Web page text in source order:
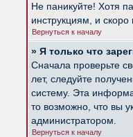
Не паникуйте! Хотя
инструкциям, и
Вернуться к началу
» Я только что
Сначала проверьте
лет, следуйте
систему. Эта
то возможно, что вы
администратором.
Вернуться к началу